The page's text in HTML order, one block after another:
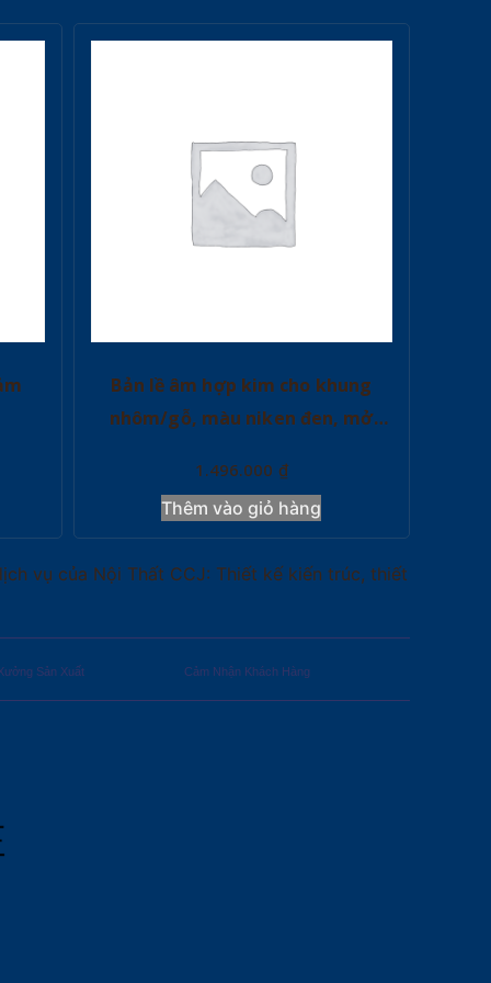
Bản lề âm hợp kim cho khung
nhôm/gỗ, màu niken đen, mở
1.496.000 ₫
Thêm vào giỏ hàng
vụ của Nội Thất CCJ: Thiết kế kiến trúc, thiết
Sản Xuất Cảm Nhận Khách Hàng